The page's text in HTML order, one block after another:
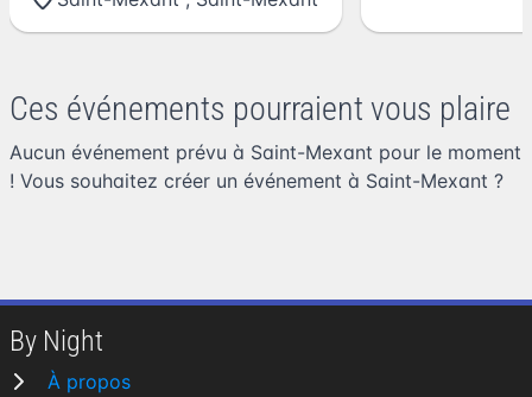
Ces événements pourraient vous plaire
Aucun événement prévu à Saint-Mexant pour le moment
! Vous souhaitez créer un événement à Saint-Mexant ?
By Night
À propos